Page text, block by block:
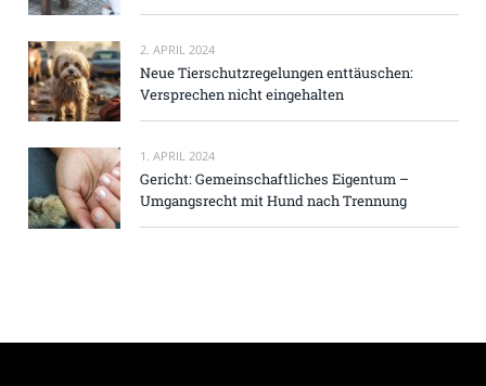
2. APRIL 2024
Neue Tierschutzregelungen enttäuschen:
Versprechen nicht eingehalten
1. APRIL 2024
Gericht: Gemeinschaftliches Eigentum –
Umgangsrecht mit Hund nach Trennung